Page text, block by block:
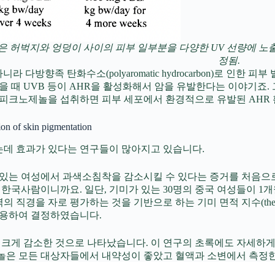
허벅지와 엉덩이 사이의 피부 일부분을 다양한 UV 선량에
정됨.
라 다방향족 탄화수소(polyaromatic hydrocarbon)로 인한 피
때 UVB 등이 AHR을 활성화해서 암을 유발한다는 이야기
크노제놀을 섭취하면 피부 세포에서 환경적으로 유발된
of skin pigmentation
효과가 있다는 연구들이 많아지고 있습니다.
는 여성에서 과색소침착을 감소시킬 수 있다는 증거를 처음
국사람이니까요. 일단, 기미가 있는 30명의 중국 여성들이 1
직경을 자로 평가하는 것을 기반으로 하는 기미 면적 지수
하여 결정하였습니다.
게 감소한 것으로 나타났습니다. 이 연구의 초록에도 자세하게
은 모든 대상자들에서 내약성이 좋았고 혈액과 소변에서 측